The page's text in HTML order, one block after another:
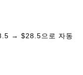
→ $28.5으로 자동